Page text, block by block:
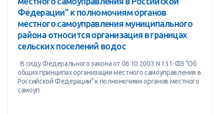
Федерации" к полномочиям органов
местного самоуправления муниципального
района относится организация в границах
сельских поселений водос
В сиду Федерального закона от 06.10.2003 N 131-ФЗ "Об
общих принципах организации местного самоуправления в
Российской Федерации" к полномочиям органов местного
самоуп